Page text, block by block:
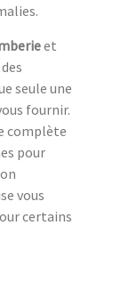
et
seule une
fournir.
complète
pour
vous
certains